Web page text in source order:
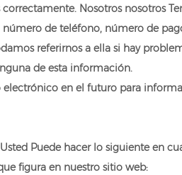
Nosotros nosotros
de teléfono, número de
referirnos a ella si hay
de esta información.
en el futuro para
Puede hacer lo siguiente en
figura en nuestro sitio web: